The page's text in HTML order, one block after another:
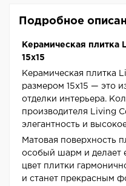
Подробное
Керамическая плитка
15x15
Керамическая плитка
размером 15x15 — это
отделки интерьера.
производителя Living
элегантность и
Матовая поверхность
особый шарм и делает
цвет плитки
и станет прекрасным